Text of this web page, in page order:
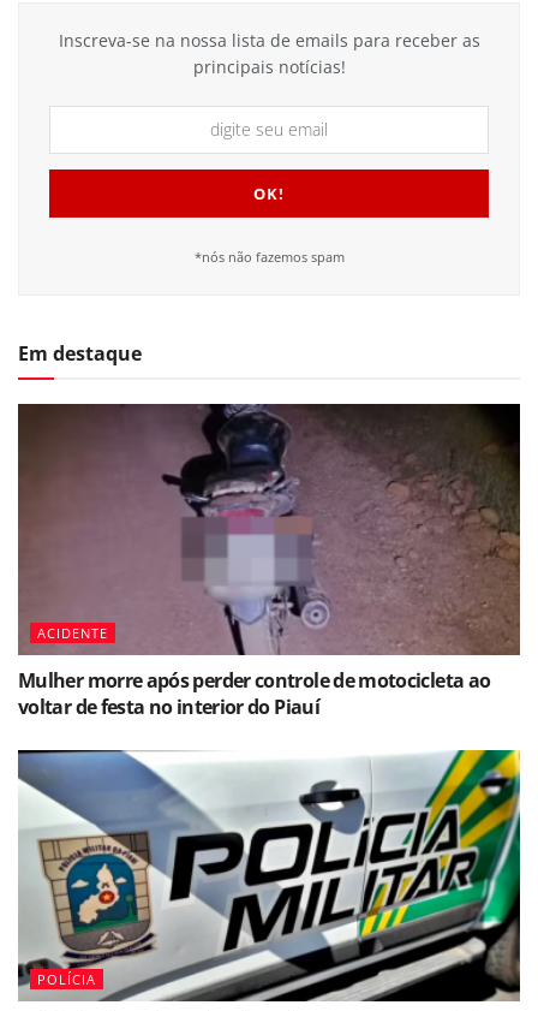
Inscreva-se na nossa lista de emails para receber as
principais notícias!
*nós não fazemos spam
Em destaque
ACIDENTE
Mulher morre após perder controle de motocicleta ao
voltar de festa no interior do Piauí
POLÍCIA